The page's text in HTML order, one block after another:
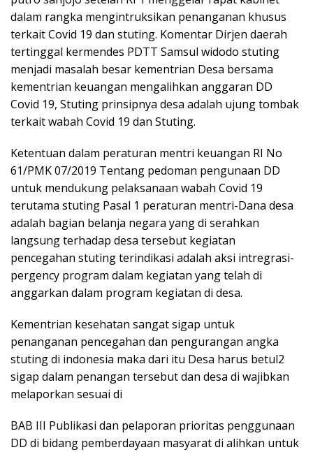
dalam rangka mengintruksikan penanganan khusus
terkait Covid 19 dan stuting. Komentar Dirjen daerah
tertinggal kermendes PDTT Samsul widodo stuting
menjadi masalah besar kementrian Desa bersama
kementrian keuangan mengalihkan anggaran DD
Covid 19, Stuting prinsipnya desa adalah ujung tombak
terkait wabah Covid 19 dan Stuting.
Ketentuan dalam peraturan mentri keuangan RI No
61/PMK 07/2019 Tentang pedoman pengunaan DD
untuk mendukung pelaksanaan wabah Covid 19
terutama stuting Pasal 1 peraturan mentri-Dana desa
adalah bagian belanja negara yang di serahkan
langsung terhadap desa tersebut kegiatan
pencegahan stuting terindikasi adalah aksi intregrasi-
pergency program dalam kegiatan yang telah di
anggarkan dalam program kegiatan di desa.
Kementrian kesehatan sangat sigap untuk
penanganan pencegahan dan pengurangan angka
stuting di indonesia maka dari itu Desa harus betul2
sigap dalam penangan tersebut dan desa di wajibkan
melaporkan sesuai di
BAB III Publikasi dan pelaporan prioritas penggunaan
DD di bidang pemberdayaan masyarat di alihkan untuk